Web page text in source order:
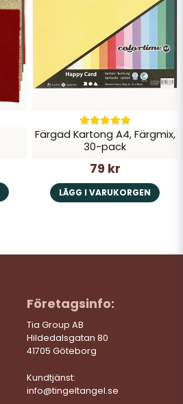
Färgad Kartong A4, Färgmix,
30-pack
79 kr
LÄGG I VARUKORGEN
Företagsinfo:
Tia Group AB
Hildedalsgatan 80
41705 Göteborg
Kundtjänst:
info@tingeltangel.se